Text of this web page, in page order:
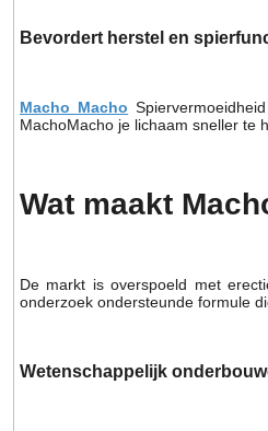
Bevordert herstel en
Macho Macho
MachoMacho je lichaam sneller te
Wat maakt
De markt is overspoeld met
onderzoek ondersteunde formule
Wetenschappelijk